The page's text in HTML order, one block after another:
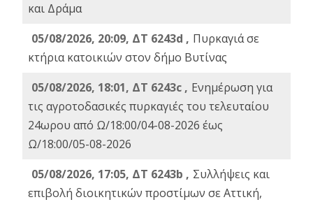
και Δράμα
05/08/2026, 20:09, ΔΤ 6243d , Πυρκαγιά σε
κτήρια κατοικιών στον δήμο Βυτίνας
05/08/2026, 18:01, ΔΤ 6243c , Ενημέρωση για
τις αγροτοδασικές πυρκαγιές του τελευταίου
24ωρου από Ω/18:00/04-08-2026 έως
Ω/18:00/05-08-2026
05/08/2026, 17:05, ΔΤ 6243b , Συλλήψεις και
επιβολή διοικητικών προστίμων σε Αττική,